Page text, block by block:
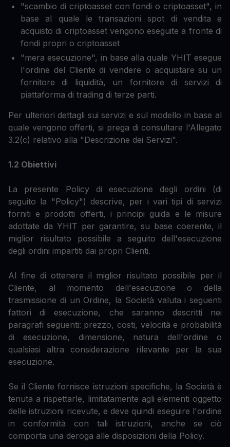
"scambio di criptoasset con fondi o criptoasset", in
base al quale le transazioni spot di vendita e
acquisto di criptoasset vengono eseguite a fronte di
fondi propri o criptoasset
"mera esecuzione", in base alla quale YHIT esegue
l'ordine del Cliente di vendere o acquistare su un
fornitore di liquidità, un fornitore di servizi di
piattaforma di trading di terze parti.
Per ulteriori dettagli sui servizi e sul modello in base al
quale vengono offerti, si prega di consultare l'Allegato
3.2(c) relativo alla "Descrizione dei Servizi".
1.2 Obiettivi
La presente Policy di esecuzione degli ordini (di
seguito la "Policy") descrive, per i vari tipi di servizi
forniti e prodotti offerti, i principi guida e le misure
adottate da YHIT per garantire, su base coerente, il
miglior risultato possibile a seguito dell'esecuzione
degli ordini impartiti dai propri Clienti.
Al fine di ottenere il miglior risultato possibile per il
Cliente, al momento dell'esecuzione o della
trasmissione di un Ordine, la Società valuta i seguenti
fattori di esecuzione, che saranno descritti nei
paragrafi seguenti: prezzo, costi, velocità e probabilità
di esecuzione, dimensione, natura dell'ordine o
qualsiasi altra considerazione rilevante per la sua
esecuzione.
Se il Cliente fornisce istruzioni specifiche, la Società è
tenuta a rispettarle, limitatamente agli elementi oggetto
delle istruzioni ricevute, e deve quindi eseguire l'ordine
in conformità con tali istruzioni, anche se ciò
comporta una deroga alle disposizioni della Policy.